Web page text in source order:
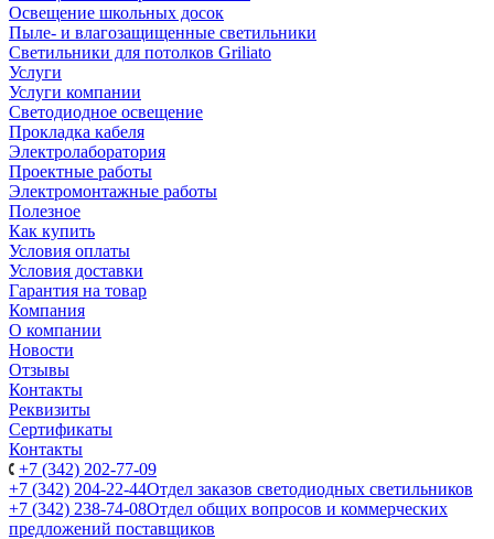
Освещение школьных досок
Пыле- и влагозащищенные светильники
Светильники для потолков Griliato
Услуги
Услуги компании
Светодиодное освещение
Прокладка кабеля
Электролаборатория
Проектные работы
Электромонтажные работы
Полезное
Как купить
Условия оплаты
Условия доставки
Гарантия на товар
Компания
О компании
Новости
Отзывы
Контакты
Реквизиты
Сертификаты
Контакты
+7 (342) 202-77-09
+7 (342) 204-22-44Отдел заказов светодиодных светильников
+7 (342) 238-74-08Отдел общих вопросов и коммерческих
предложений поставщиков